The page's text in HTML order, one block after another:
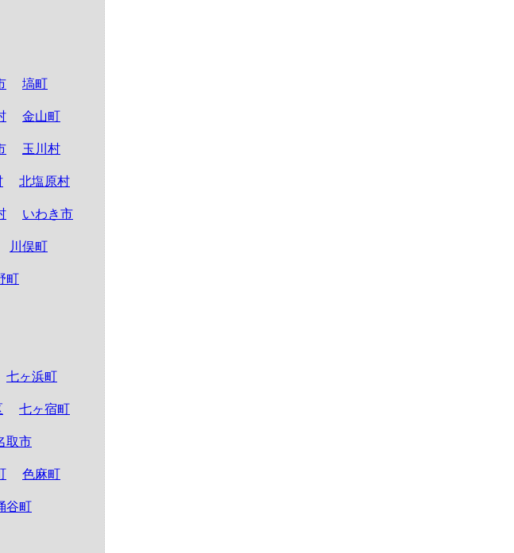
塙町
金山町
玉川村
北塩原村
いわき市
川俣町
町
七ヶ浜町
七ヶ宿町
取市
色麻町
谷町